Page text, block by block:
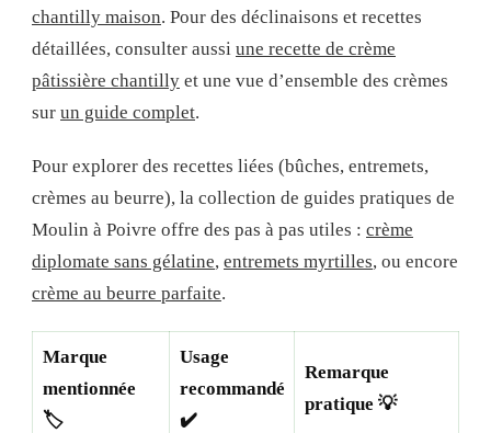
chantilly maison. Pour des déclinaisons et recettes
détaillées, consulter aussi une recette de crème
pâtissière chantilly et une vue d’ensemble des crèmes
sur un guide complet.
Pour explorer des recettes liées (bûches, entremets,
crèmes au beurre), la collection de guides pratiques de
Moulin à Poivre offre des pas à pas utiles : crème
diplomate sans gélatine, entremets myrtilles, ou encore
crème au beurre parfaite.
Marque
mentionnée
🏷️
Usage
recommandé
✔️
Remarque
pratique 💡